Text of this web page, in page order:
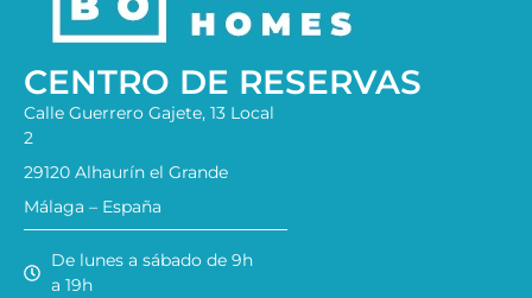
CENTRO DE RESERVAS
Calle Guerrero Gajete, 13 Local
2
29120 Alhaurín el Grande
Málaga – España
De lunes a sábado de 9h
a 19h